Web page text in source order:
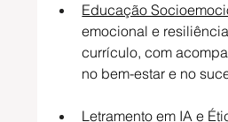
Educação
emocional e
currículo, com
no bem-estar e no
Letramento em IA e